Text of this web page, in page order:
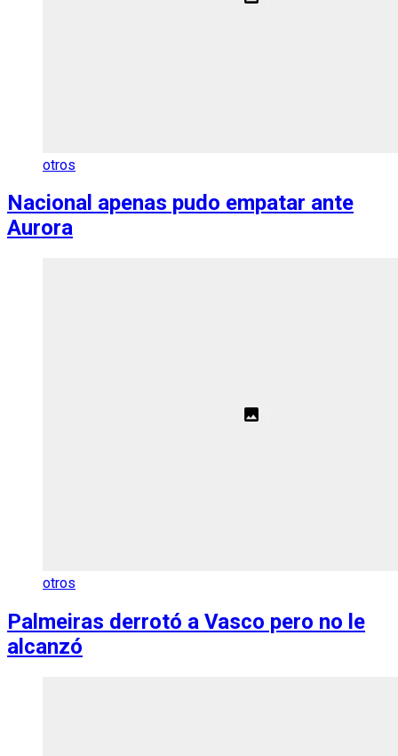
otros
Nacional apenas pudo empatar ante
Aurora
otros
Palmeiras derrotó a Vasco pero no le
alcanzó